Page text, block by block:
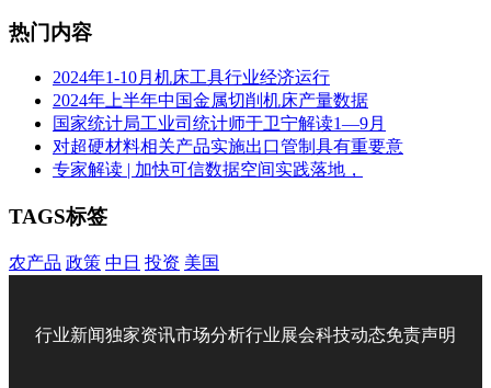
热门内容
2024年1-10月机床工具行业经济运行
2024年上半年中国金属切削机床产量数据
国家统计局工业司统计师于卫宁解读1—9月
对超硬材料相关产品实施出口管制具有重要意
专家解读 | 加快可信数据空间实践落地，
TAGS标签
农产品 政策 中日 投资 美国
行业新闻独家资讯市场分析行业展会科技动态免责声明